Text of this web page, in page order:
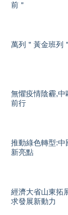
前＂
萬列＂黃金班列
無懼疫情陰霾,
前行
推動綠色轉型:
新亮點
經濟大省山東拓
求發展新動力